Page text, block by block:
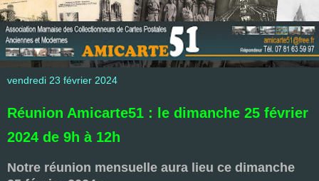
vendredi 23 février 2024
Réunion Amicarte51 : le dimanche 25 février
2024 de 9h à 12h
Notre réunion mensuelle aura lieu ce dimanche